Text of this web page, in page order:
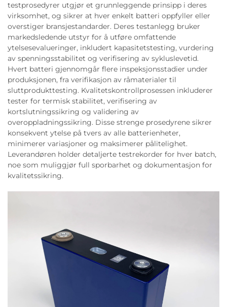
testprosedyrer utgjør et grunnleggende prinsipp i deres
virksomhet, og sikrer at hver enkelt batteri oppfyller eller
overstiger bransjestandarder. Deres testanlegg bruker
markedsledende utstyr for å utføre omfattende
ytelsesevalueringer, inkludert kapasitetstesting, vurdering
av spenningsstabilitet og verifisering av sykluslevetid.
Hvert batteri gjennomgår flere inspeksjonsstadier under
produksjonen, fra verifikasjon av råmaterialer til
sluttprodukttesting. Kvalitetskontrollprosessen inkluderer
tester for termisk stabilitet, verifisering av
kortslutningssikring og validering av
overoppladningssikring. Disse strenge prosedyrene sikrer
konsekvent ytelse på tvers av alle batterienheter,
minimerer variasjoner og maksimerer pålitelighet.
Leverandøren holder detaljerte testrekorder for hver batch,
noe som muliggjør full sporbarhet og dokumentasjon for
kvalitetssikring.